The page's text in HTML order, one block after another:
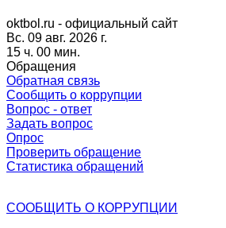
oktbol.ru - официальный сайт
Вс. 09 авг. 2026 г.
15 ч. 00 мин.
Обращения
Обратная связь
Сообщить о коррупции
Вопрос - ответ
Задать вопрос
Опрос
Проверить обращение
Статистика обращений
СООБЩИТЬ О КОРРУПЦИИ